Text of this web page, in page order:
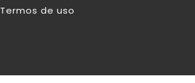
Termos de uso